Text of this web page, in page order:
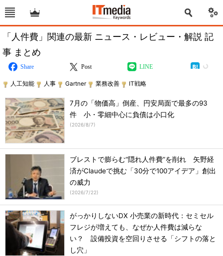
「人件費」関連の最新 ニュース・レビュー・解説 記
事 まとめ
Share Post LINE
人工知能 人事 Gartner 業務改善 IT戦略
7月の「物価高」倒産、円安局面で最多の93
件 小・零細中心に負債は小口化
(2026/8/7)
ブレストで膨らむ“隠れ人件費”を削れ 矢野経
済がClaudeで挑む「30分で100アイデア」創出
の威力
(2026/7/22)
がっかりしないDX 小売業の新時代：セミセル
フレジが増えても、なぜか人件費は減らな
い？ 設備投資を空回りさせる「シフトの落と
し穴」